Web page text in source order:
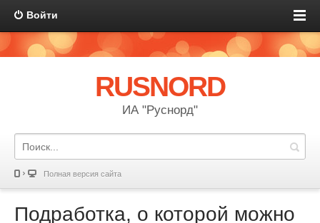
Войти
RUSNORD
ИА "Руснорд"
Полная версия сайта
Подработка, о которой можно